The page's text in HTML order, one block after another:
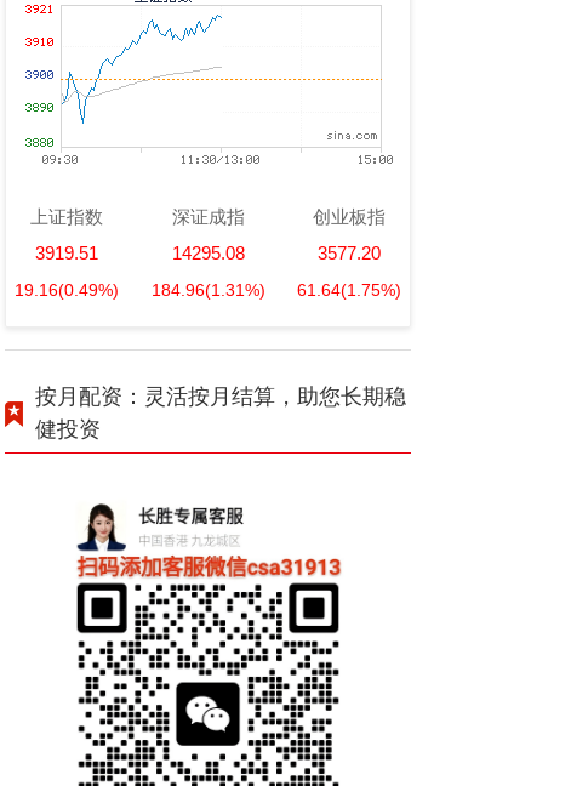
上证指数
3919.51
19.16(0.49%)
深证成指
14295.08
184.96(1.31%)
创业板指
3577.20
61.64(1.75%)
按月配资：灵活按月结算，助您长期稳
健投资